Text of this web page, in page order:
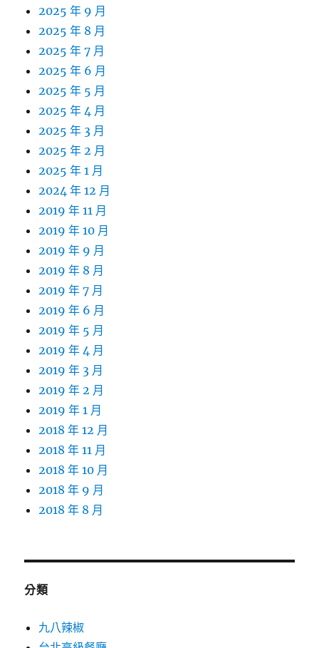
2025 年 9 月
2025 年 8 月
2025 年 7 月
2025 年 6 月
2025 年 5 月
2025 年 4 月
2025 年 3 月
2025 年 2 月
2025 年 1 月
2024 年 12 月
2019 年 11 月
2019 年 10 月
2019 年 9 月
2019 年 8 月
2019 年 7 月
2019 年 6 月
2019 年 5 月
2019 年 4 月
2019 年 3 月
2019 年 2 月
2019 年 1 月
2018 年 12 月
2018 年 11 月
2018 年 10 月
2018 年 9 月
2018 年 8 月
分類
九八辣椒